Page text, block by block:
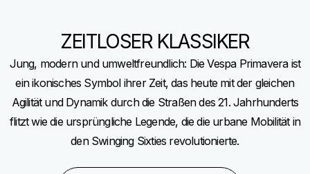
ZEITLOSER KLASSIKER
Jung, modern und umweltfreundlich: Die Vespa Primavera ist
ein ikonisches Symbol ihrer Zeit, das heute mit der gleichen
Agilität und Dynamik durch die Straßen des 21. Jahrhunderts
flitzt wie die ursprüngliche Legende, die die urbane Mobilität in
den Swinging Sixties revolutionierte.